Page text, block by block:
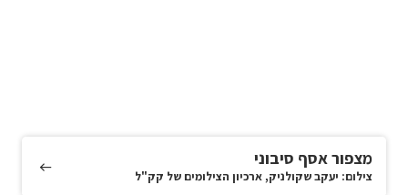
מצפור אסף סיבוני
צילום: יעקב שקולניק, ארכיון הצילומים של קק"ל